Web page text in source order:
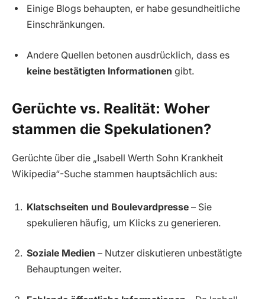
Einige Blogs behaupten, er habe gesundheitliche
Einschränkungen.
Andere Quellen betonen ausdrücklich, dass es
keine bestätigten Informationen gibt.
Gerüchte vs. Realität: Woher
stammen die Spekulationen?
Gerüchte über die „Isabell Werth Sohn Krankheit
Wikipedia“-Suche stammen hauptsächlich aus:
Klatschseiten und Boulevardpresse – Sie
spekulieren häufig, um Klicks zu generieren.
Soziale Medien – Nutzer diskutieren unbestätigte
Behauptungen weiter.